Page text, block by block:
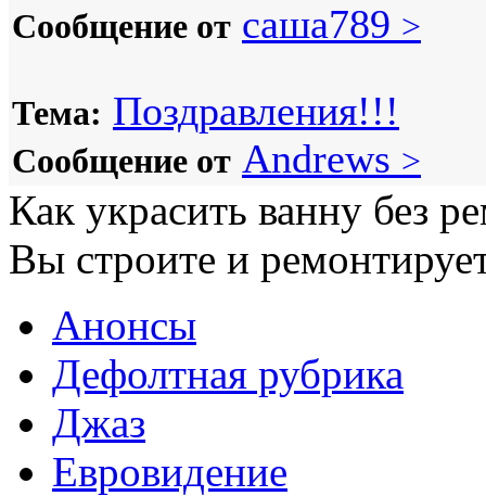
Сообщение от саша789 >
Тема: Поздравления!!!
Сообщение от Andrews >
Как украсить ванну без
Вы строите и
Анонсы
Дефолтная рубрика
Джаз
Евровидение